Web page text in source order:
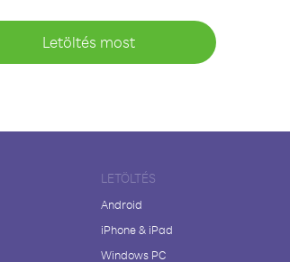
Letöltés most
LETÖLTÉS
Android
iPhone & iPad
Windows PC